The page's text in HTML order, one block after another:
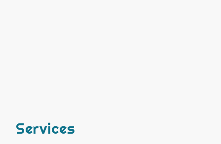
Services